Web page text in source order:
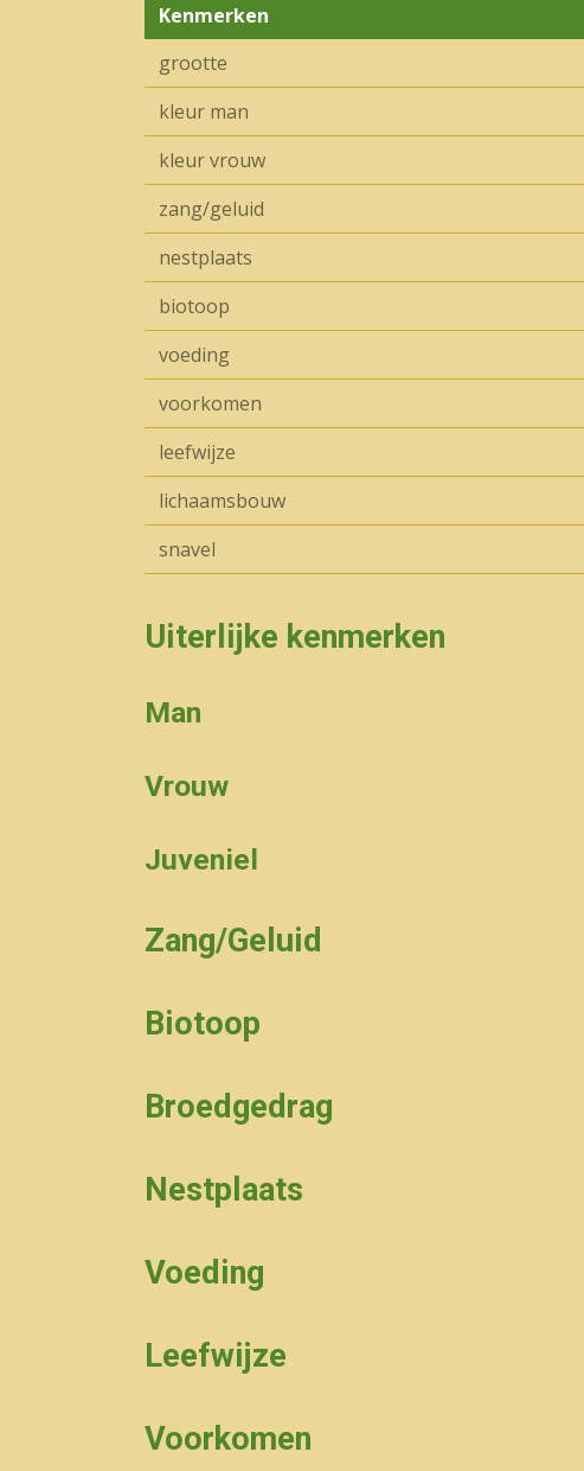
Kenmerken
grootte
kleur man
kleur vrouw
zang/geluid
nestplaats
biotoop
voeding
voorkomen
leefwijze
lichaamsbouw
snavel
Uiterlijke kenmerken
Man
Vrouw
Juveniel
Zang/Geluid
Biotoop
Broedgedrag
Nestplaats
Voeding
Leefwijze
Voorkomen